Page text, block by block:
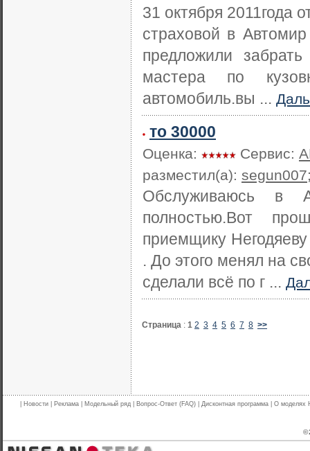
31 октября 2011года
страховой в
предложили
мастера по
автомобиль.вы ...
то 30000
Оценка: Сервис:
разместил(а): segun007
Обслуживаюсь в
полностью.Вот
приемщику
. До этого менял на
сделали всё по г ...
Страница : 1 2 3 4 5 6 7 8 >>
Новости Реклама Модельный ряд Вопрос-Ответ (FAQ) Дисконтная программа О моделях
©